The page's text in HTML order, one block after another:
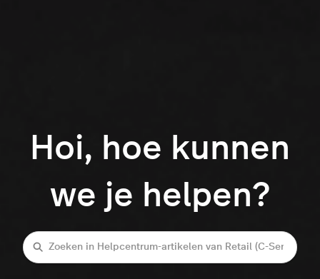
Hoi, hoe kunnen
we je helpen?
Zoeken